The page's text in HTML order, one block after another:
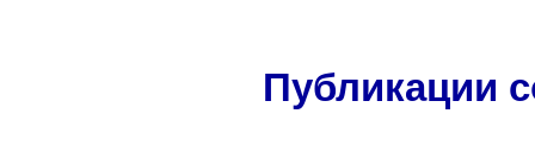
Публикации